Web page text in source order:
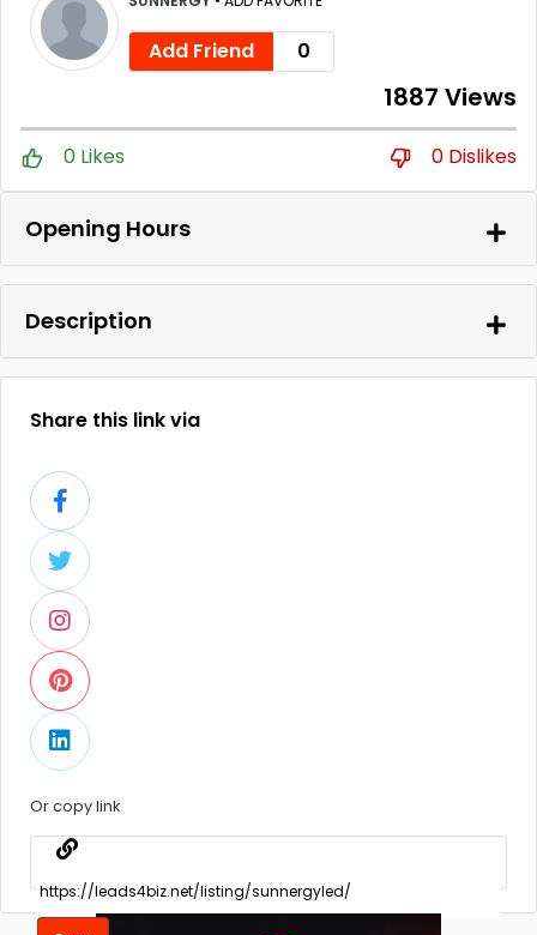
Add Friend 0
1887 Views
0 Likes 0 Dislikes
Opening Hours
Description
Share this link via
Or copy link